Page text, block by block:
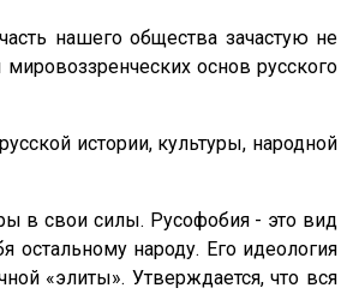
нашего общества зачастую не
основ русского
истории, культуры, народной
в свои силы. Русофобия - это вид
остальному народу. Его идеология
«элиты». Утверждается, что вся